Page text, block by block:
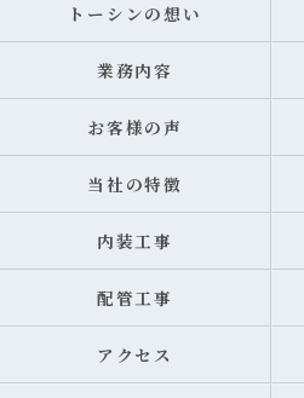
トーシンの想い
業務内容
お客様の声
当社の特徴
内装工事
配管工事
アクセス